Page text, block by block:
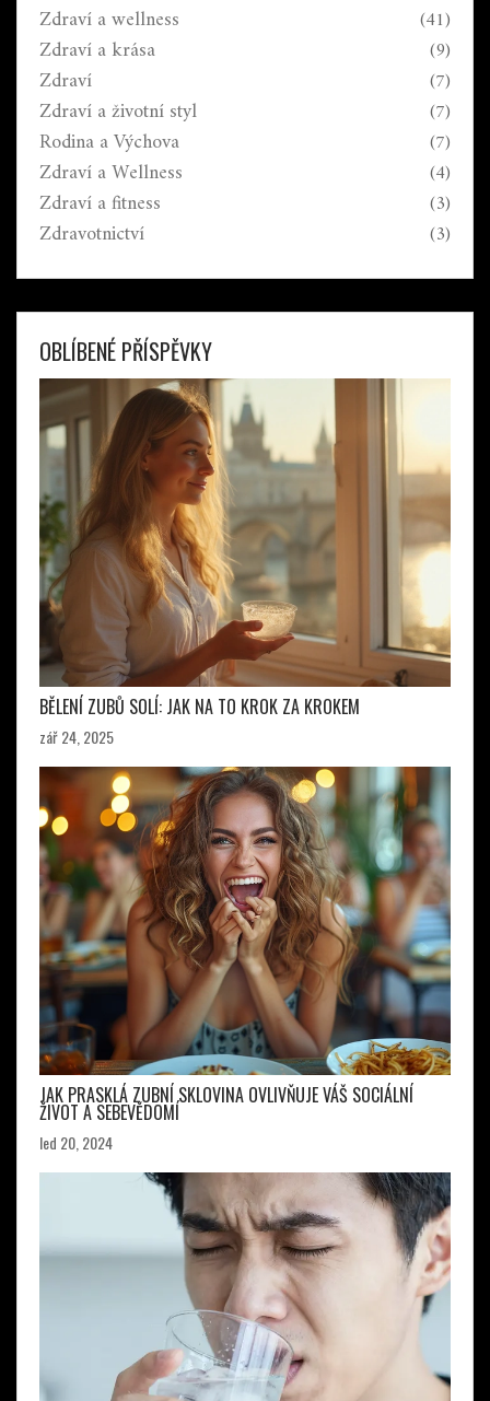
Zdraví a wellness (41)
Zdraví a krása (9)
Zdraví (7)
Zdraví a životní styl (7)
Rodina a Výchova (7)
Zdraví a Wellness (4)
Zdraví a fitness (3)
Zdravotnictví (3)
OBLÍBENÉ PŘÍSPĚVKY
BĚLENÍ ZUBŮ SOLÍ: JAK NA TO KROK ZA KROKEM
zář 24, 2025
JAK PRASKLÁ ZUBNÍ SKLOVINA OVLIVŇUJE VÁŠ SOCIÁLNÍ
ŽIVOT A SEBEVĚDOMÍ
led 20, 2024